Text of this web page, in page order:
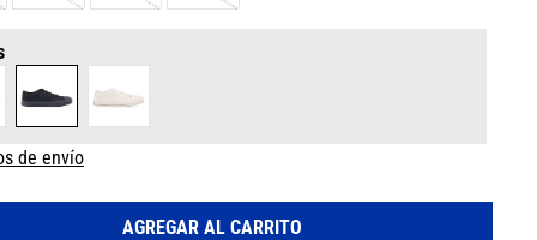
de envío
AGREGAR AL CARRITO